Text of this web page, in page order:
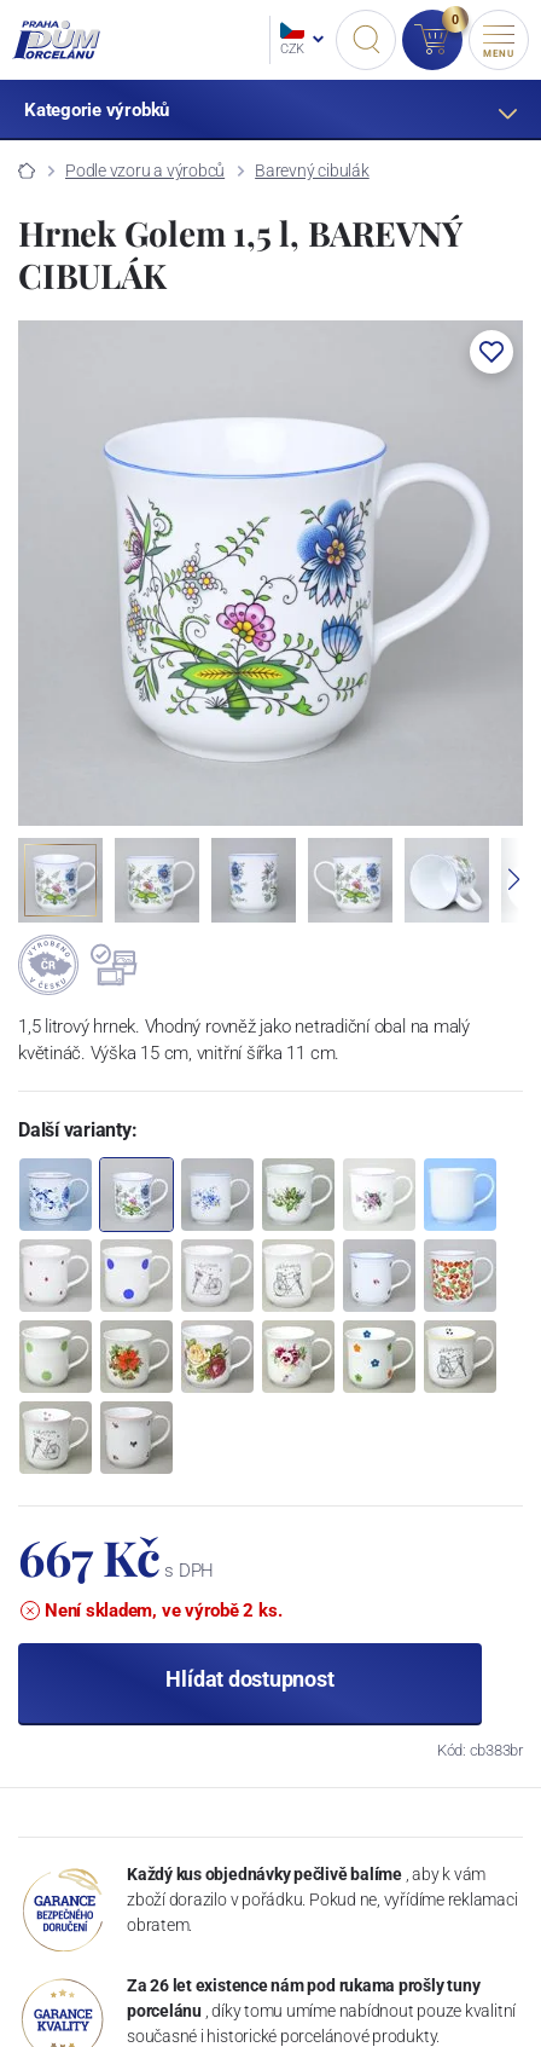
CZK
0
MENU
Kategorie výrobků
Podle vzoru a výrobců Barevný cibulák
Hrnek Golem 1,5 l, BAREVNÝ
CIBULÁK
1,5 litrový hrnek. Vhodný rovněž jako netradiční obal na malý
květináč. Výška 15 cm, vnitřní šířka 11 cm.
Další varianty:
667 Kč s DPH
Není skladem, ve výrobě 2 ks.
Hlídat dostupnost
Kód: cb383br
Každý kus objednávky pečlivě balíme , aby k vám
zboží dorazilo v pořádku. Pokud ne, vyřídíme reklamaci
obratem.
Za 26 let existence nám pod rukama prošly tuny
porcelánu , díky tomu umíme nabídnout pouze kvalitní
současné i historické porcelánové produkty.